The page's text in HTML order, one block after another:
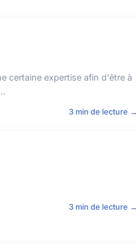
certaine expertise afin d'être à
3 min de lecture →
3 min de lecture →